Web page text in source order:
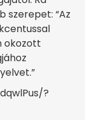
szerepet: “Az
okozott
?